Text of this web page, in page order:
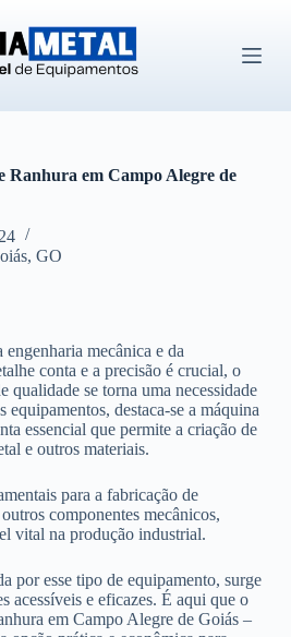
Ranhura em Campo Alegre de
, GO
mecânica e da
conta e a precisão é crucial, o
qualidade se torna uma necessidade
equipamentos, destaca-se a máquina
essencial que permite a criação de
e outros materiais.
para a fabricação de
componentes mecânicos,
vital na produção industrial.
por esse tipo de equipamento, surge
acessíveis e eficazes. É aqui que o
em Campo Alegre de Goiás –